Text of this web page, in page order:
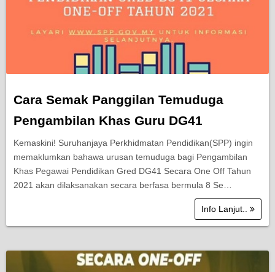
Cara Semak Panggilan Temuduga
Pengambilan Khas Guru DG41
Kemaskini! Suruhanjaya Perkhidmatan Pendidikan(SPP) ingin
memaklumkan bahawa urusan temuduga bagi Pengambilan
Khas Pegawai Pendidikan Gred DG41 Secara One Off Tahun
2021 akan dilaksanakan secara berfasa bermula 8 Se…
Info Lanjut..